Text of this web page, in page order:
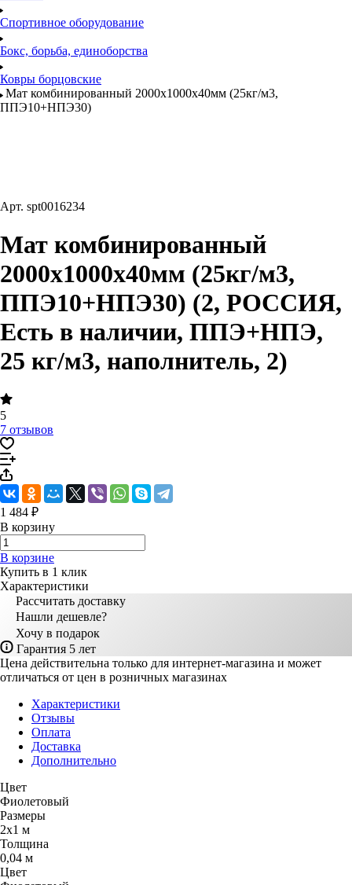
Спортивное оборудование
Бокс, борьба, единоборства
Ковры борцовские
Мат комбинированный 2000х1000х40мм (25кг/м3,
ППЭ10+НПЭ30)
Арт. spt0016234
Мат комбинированный
2000х1000х40мм (25кг/м3,
ППЭ10+НПЭ30) (2, РОССИЯ,
Есть в наличии, ППЭ+НПЭ,
25 кг/м3, наполнитель, 2)
5
7 отзывов
1 484 ₽
В корзину
В корзине
Купить в 1 клик
Характеристики
Рассчитать доставку
Нашли дешевле?
Хочу в подарок
Гарантия 5 лет
Цена действительна только для интернет-магазина и может
отличаться от цен в розничных магазинах
Характеристики
Отзывы
Оплата
Доставка
Дополнительно
Цвет
Фиолетовый
Размеры
2х1 м
Толщина
0,04 м
Цвет